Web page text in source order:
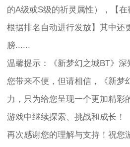
的A级或S级的祈灵属性），【
根据排名自动进行发放】其中还
膀......
温馨提示：《新梦幻之城BT》
您带来不便，但请相信，《新梦
力，只为给您呈现一个更加精彩
游戏中继续探索、挑战和成长！
再次感谢您的理解与支持！祝您